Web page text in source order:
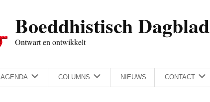
Boeddhistisch Dagblad
Ontwart en ontwikkelt
AGENDA COLUMNS NIEUWS CONTACT